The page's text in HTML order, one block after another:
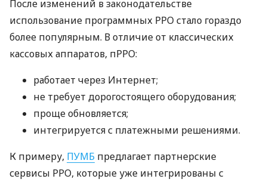
После изменений в законодательстве
использование программных РРО стало гораздо
более популярным. В отличие от классических
кассовых аппаратов, пРРО:
работает через Интернет;
не требует дорогостоящего оборудования;
проще обновляется;
интегрируется с платежными решениями.
К примеру, ПУМБ предлагает партнерские
сервисы РРО, которые уже интегрированы с